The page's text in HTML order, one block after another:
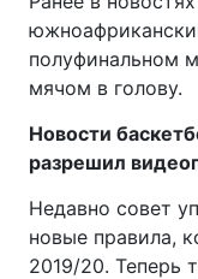
полуфинальном
мячом в голову.
Новости
разрешил
Недавно совет
новые правила,
2019/20. Теперь